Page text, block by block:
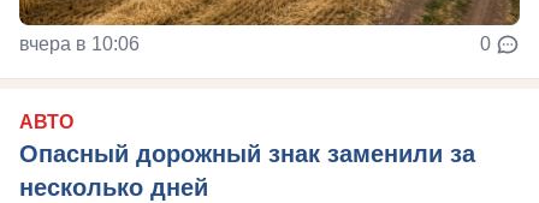
вчера в 10:06 0
АВТО
Опасный дорожный знак заменили за
несколько дней